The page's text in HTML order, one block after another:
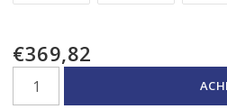
€369,82